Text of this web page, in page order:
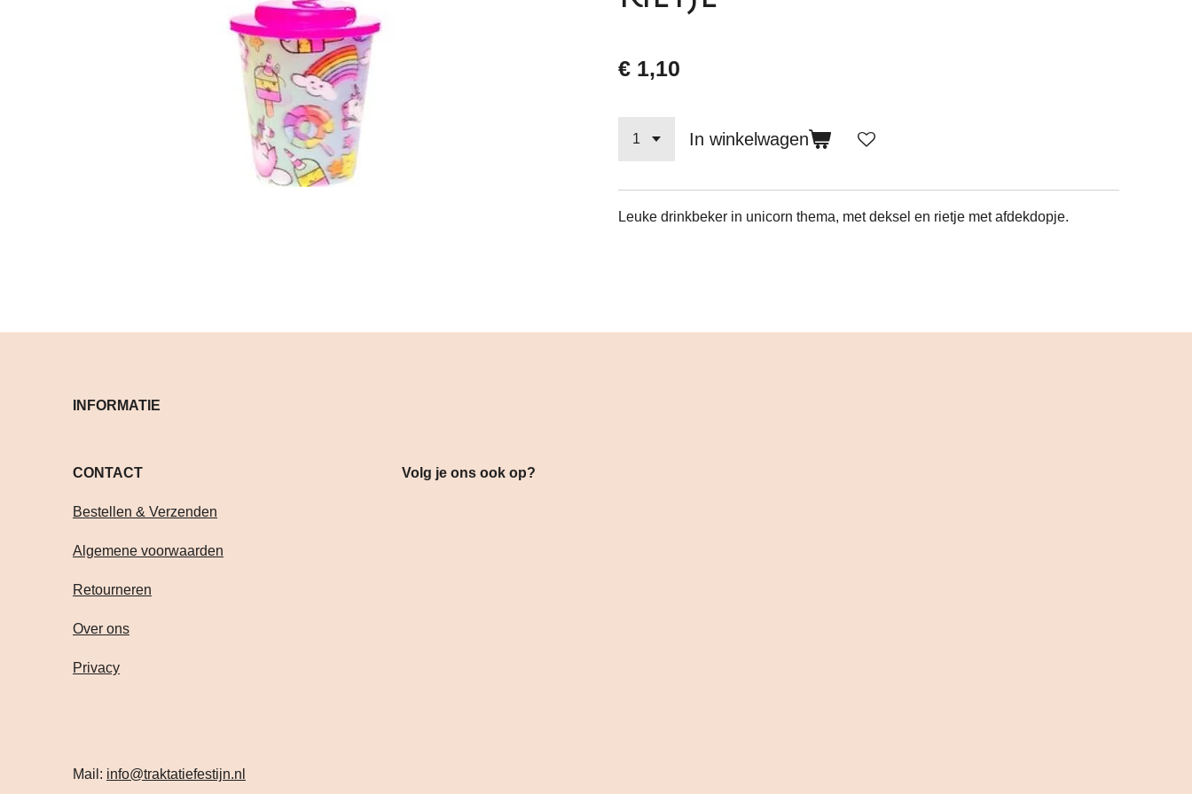
€ 1,10
In winkelwagen
Leuke drinkbeker in unicorn thema, met deksel en rietje met afdekdopje.
INFORMATIE
CONTACT Volg je ons ook op?
Bestellen & Verzenden
Algemene voorwaarden
Retourneren
Over ons
Privacy
Mail: info@traktatiefestijn.nl